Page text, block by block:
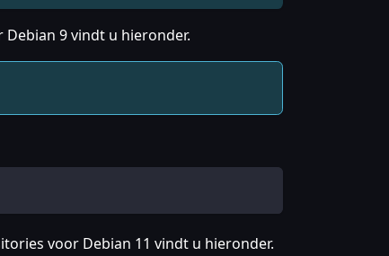
9 vindt u hieronder.
voor Debian 11 vindt u hieronder.